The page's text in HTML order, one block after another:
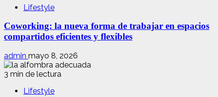
Lifestyle
Coworking: la nueva forma de trabajar en espacios
compartidos eficientes y flexibles
admin mayo 8, 2026
3 min de lectura
Lifestyle